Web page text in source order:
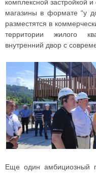
комплексной застройкой
магазины в формате “у
разместятся в
территории жилого
внутренний двор с
Еще один амбициозный